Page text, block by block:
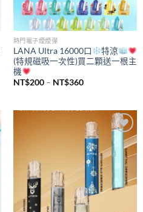
熱門電子煙煙彈
LANA Ultra 16000口
特涼
(特規磁吸一次性)買二顆送一根主
機
NT$200 – NT$360價
NT$200
到
NT$360
Add to
wishlist